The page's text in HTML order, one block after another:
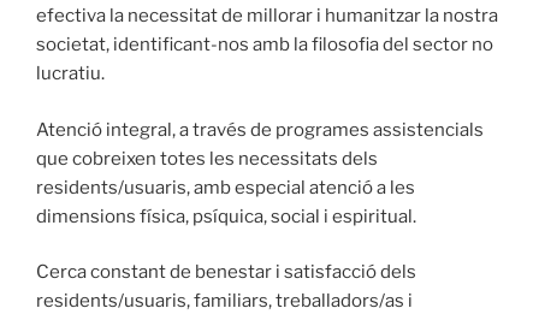
efectiva la necessitat de millorar i humanitzar la nostra
societat, identificant-nos amb la filosofia del sector no
lucratiu.
Atenció integral, a través de programes assistencials
que cobreixen totes les necessitats dels
residents/usuaris, amb especial atenció a les
dimensions física, psíquica, social i espiritual.
Cerca constant de benestar i satisfacció dels
residents/usuaris, familiars, treballadors/as i